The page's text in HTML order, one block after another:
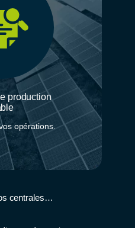
production
opérations.
centrales…